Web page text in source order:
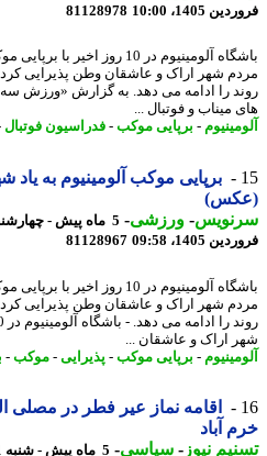
1405، 10:00
81128978
باشگاه آلومینیوم در 10 روز اخیر با برپایی موکب
شهر اراک و عاشقان وطن پذیرایی کرده و
را ادامه می دهد. به گزارش «ورزش سه»،
میناب و فوتبال ...
-برپایی موکب-فدراسیون فوتبال-
برپایی موکب آلومینیوم به یاد
-ورزشی-
5 ماه پیش - چهارشنبه 5
1405، 09:58
81128967
باشگاه آلومینیوم در 10 روز اخیر با برپایی موکب
شهر اراک و عاشقان وطن پذیرایی کرده و
روند
اراک و عاشقان ...
-برپایی موکب-پذیرایی- موکب-
اقامه نماز عیر فطر در مصلی
آباد
نیوز-سیاسی- 5 ماه پیش - شنبه 1